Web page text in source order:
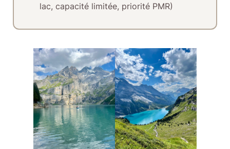
lac, capacité limitée, priorité PMR)